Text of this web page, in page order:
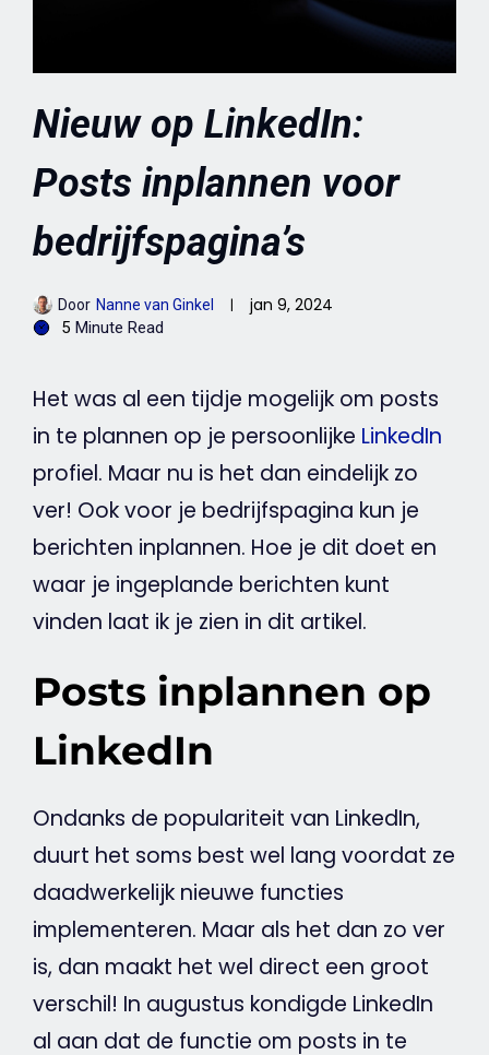
Nieuw op LinkedIn:
Posts inplannen voor
bedrijfspagina’s
Door Nanne van Ginkel jan 9, 2024
5 Minute Read
Het was al een tijdje mogelijk om posts
in te plannen op je persoonlijke LinkedIn
profiel. Maar nu is het dan eindelijk zo
ver! Ook voor je bedrijfspagina kun je
berichten inplannen. Hoe je dit doet en
waar je ingeplande berichten kunt
vinden laat ik je zien in dit artikel.
Posts inplannen op
LinkedIn
Ondanks de populariteit van LinkedIn,
duurt het soms best wel lang voordat ze
daadwerkelijk nieuwe functies
implementeren. Maar als het dan zo ver
is, dan maakt het wel direct een groot
verschil! In augustus kondigde LinkedIn
al aan dat de functie om posts in te